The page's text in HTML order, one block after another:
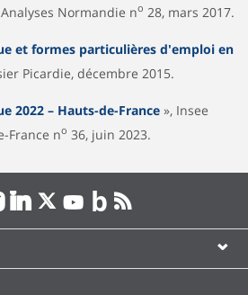
Normandie no 28, mars 2017.
et formes particulières d'emploi en
Picardie, décembre 2015.
2022 – Hauts-de-France », Insee
France no 36, juin 2023.